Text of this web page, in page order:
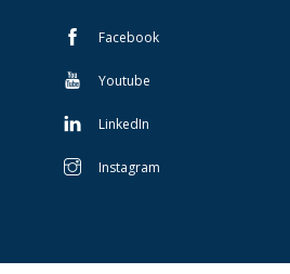
Facebook
Youtube
LinkedIn
Instagram